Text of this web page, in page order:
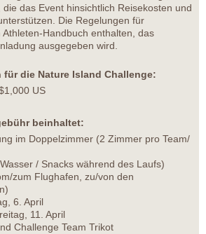
das Event hinsichtlich Reisekosten und
Die Regelungen für
Handbuch enthalten, das
ausgegeben wird.
für die Nature Island Challenge:
US
beinhaltet:
im Doppelzimmer (2 Zimmer pro Team/
/ Snacks während des Laufs)
zum Flughafen, zu/von den
6. April
11. April
Challenge Team Trikot